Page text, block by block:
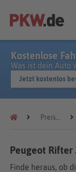
Kostenlose
Was ist dein Auto
Jetzt kostenlos
Preistrends
Peugeot
Finde heraus, ob